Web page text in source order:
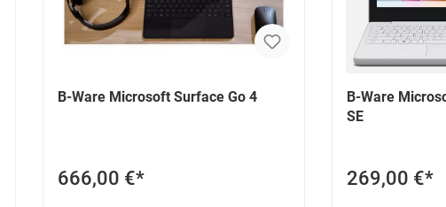
B-Ware Microsoft Surface Go 4
666,00 €*
B-Ware
SE
269,00 €*